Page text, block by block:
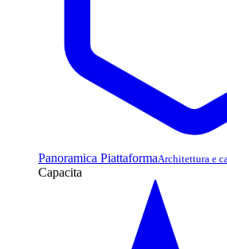
Panoramica PiattaformaArchitettura e
Capacita